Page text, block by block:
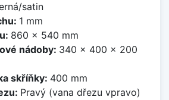
satin
1 mm
860 x 540 mm
nádoby: 340 x 400 x 200
skříňky: 400 mm
Pravý (vana dřezu vpravo)